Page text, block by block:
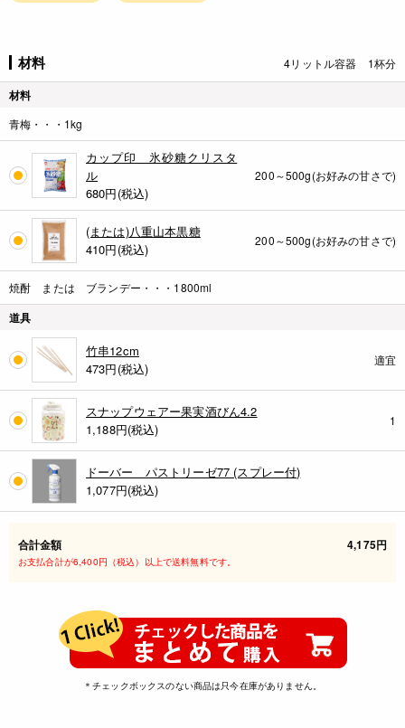
材料 4リットル容器 1杯分
材料
青梅・・・1kg
カップ印 氷砂糖クリスタ
ル
680円(税込)
200～500g(お好みの甘さで)
(または)八重山本黒糖
410円(税込)
200～500g(お好みの甘さで)
焼酎 または ブランデー・・・1800ml
道具
竹串12cm
473円(税込)
適宜
スナップウェアー果実酒びん4.2
1,188円(税込)
1
ドーバー パストリーゼ77 (スプレー付)
1,077円(税込)
合計金額 4,175円
お支払合計が6,400円（税込）以上で送料無料です。
＊チェックボックスのない商品は只今在庫がありません。